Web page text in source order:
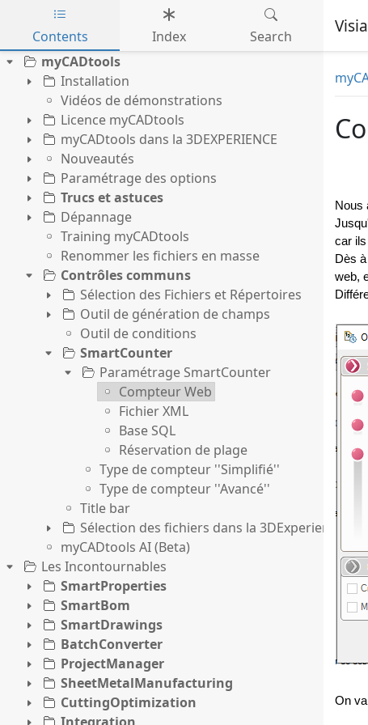
Skip to main content
Contents Index
Search
myCADtools
Installation
Vidéos de démonstrations
Licence myCADtools
myCADtools dans la 3DEXPERIENCE
Nouveautés
Paramétrage des options
Trucs et astuces
Dépannage
Training myCADtools
Renommer les fichiers en masse
Contrôles communs
Sélection des Fichiers et Répertoires
Outil de génération de champs
Outil de conditions
SmartCounter
Paramétrage SmartCounter
Compteur Web
Fichier XML
Base SQL
Réservation de plage
Type de compteur ''Simplifié''
Type de compteur ''Avancé''
Title bar
Sélection des fichiers dans la 3DExperience
myCADtools AI (Beta)
Les Incontournables
SmartProperties
SmartBom
SmartDrawings
BatchConverter
ProjectManager
SheetMetalManufacturing
CuttingOptimization
Nous
car
Dès
web,
On